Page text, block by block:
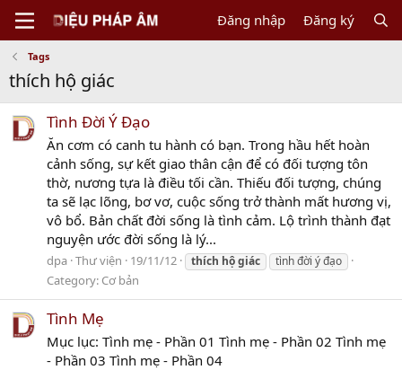
Đăng nhập Đăng ký
Tags
thích hộ giác
Tình Đời Ý Đạo
Ăn cơm có canh tu hành có bạn. Trong hầu hết hoàn
cảnh sống, sự kết giao thân cận để có đối tượng tôn
thờ, nương tựa là điều tối cần. Thiếu đối tượng, chúng
ta sẽ lạc lõng, bơ vơ, cuộc sống trở thành mất hương vị,
vô bổ. Bản chất đời sống là tình cảm. Lộ trình thành đạt
nguyện ước đời sống là lý...
dpa Thư viện 19/11/12 thích hộgiác tình đời ý đạo
Category: Cơ bản
Tình Mẹ
Mục lục: Tình mẹ - Phần 01 Tình mẹ - Phần 02 Tình mẹ
- Phần 03 Tình mẹ - Phần 04